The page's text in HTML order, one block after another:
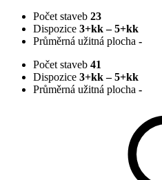
Počet staveb 23
Dispozice 3+kk – 5+kk
Průměrná užitná plocha -
Počet staveb 41
Dispozice 3+kk – 5+kk
Průměrná užitná plocha -